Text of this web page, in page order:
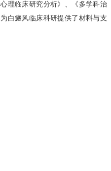
理临床研究分析》、《多学科治
白癜风临床科研提供了材料与支